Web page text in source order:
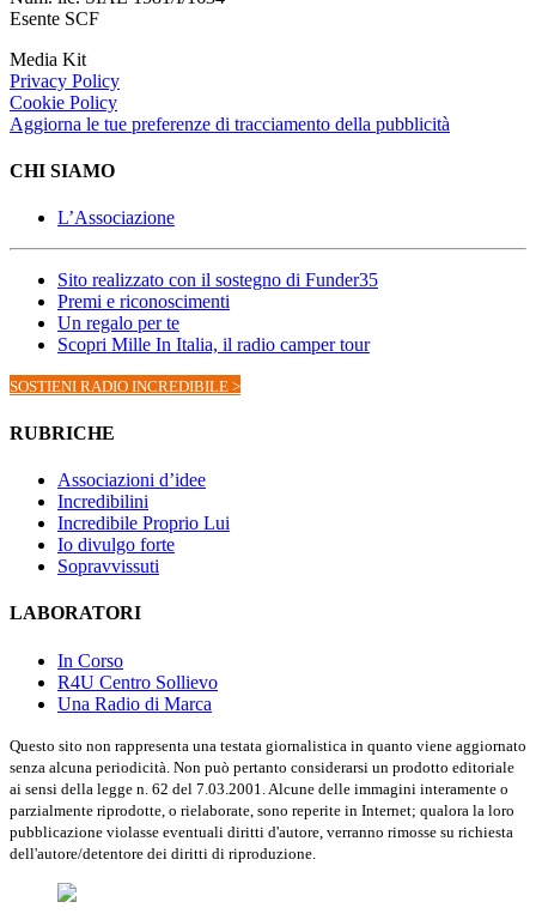
Esente SCF
Media Kit
Privacy Policy
Cookie Policy
Aggiorna le tue preferenze di tracciamento della pubblicità
CHI SIAMO
L’Associazione
Sito realizzato con il sostegno di Funder35
Premi e riconoscimenti
Un regalo per te
Scopri Mille In Italia, il radio camper tour
SOSTIENI RADIO INCREDIBILE >
RUBRICHE
Associazioni d’idee
Incredibilini
Incredibile Proprio Lui
Io divulgo forte
Sopravvissuti
LABORATORI
In Corso
R4U Centro Sollievo
Una Radio di Marca
Questo sito non rappresenta una testata giornalistica in quanto viene aggiornato
senza alcuna periodicità. Non può pertanto considerarsi un prodotto editoriale
ai sensi della legge n. 62 del 7.03.2001. Alcune delle immagini interamente o
parzialmente riprodotte, o rielaborate, sono reperite in Internet; qualora la loro
pubblicazione violasse eventuali diritti d'autore, verranno rimosse su richiesta
dell'autore/detentore dei diritti di riproduzione.